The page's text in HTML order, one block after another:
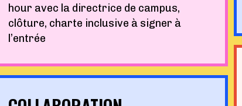
hour avec la directrice de campus,
clôture, charte inclusive à signer à
l’entrée